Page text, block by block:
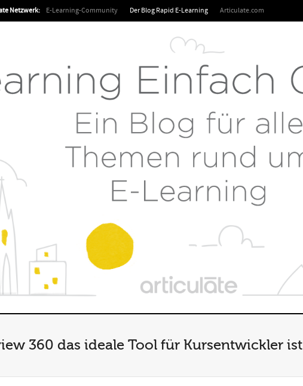
Netzwerk: E-Learning-Community Der Blog Rapid E-Learning Articulate.com
360 das ideale Tool für Kursentwickler ist